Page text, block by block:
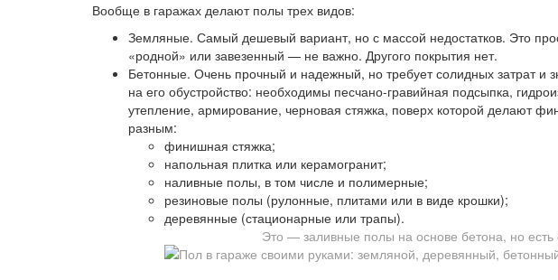
Вообще в гаражах делают полы трех видов:
Земляные. Самый дешевый вариант, но с массой недостатков. Это
«родной» или завезенный — не важно. Другого покрытия нет.
Бетонные. Очень прочный и надежный, но требует солидных затрат и
на его обустройство: необходимы песчано-гравийная подсыпка,
утепление, армирование, черновая стяжка, поверх которой делают
разным:
финишная стяжка;
напольная плитка или керамогранит;
наливные полы, в том числе и полимерные;
резиновые полы (рулонные, плитами или в виде крошки);
деревянные (стационарные или трапы).
Это — заливные полы на основе бетона, но